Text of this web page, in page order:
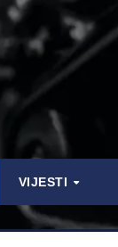
VIJESTI